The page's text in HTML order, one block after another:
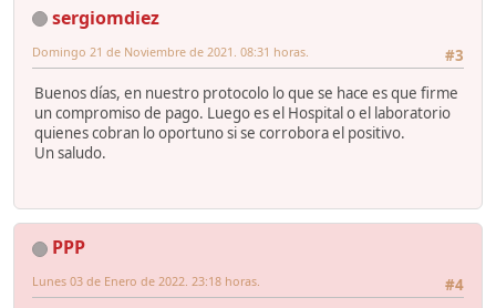
sergiomdiez
#3
Domingo 21 de Noviembre de 2021. 08:31 horas.
Buenos días, en nuestro protocolo lo que se hace es que firme
un compromiso de pago. Luego es el Hospital o el laboratorio
quienes cobran lo oportuno si se corrobora el positivo.
Un saludo.
PPP
#4
Lunes 03 de Enero de 2022. 23:18 horas.